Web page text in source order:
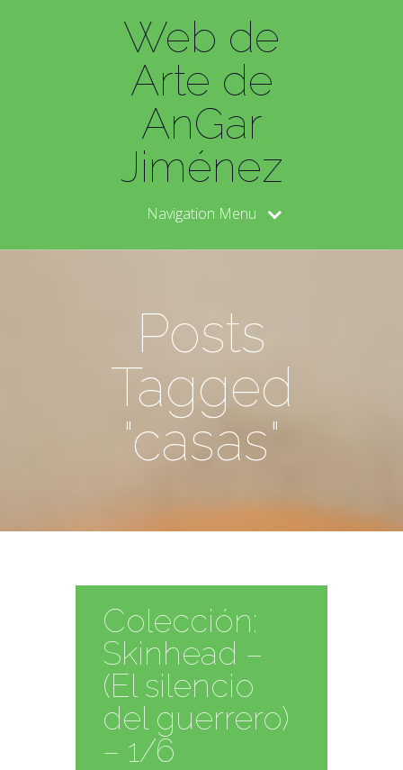
Web de
Arte de
AnGar
Jiménez
Navigation Menu
Posts
Tagged
"casas"
Colección:
Skinhead –
(El silencio
del guerrero)
– 1/6